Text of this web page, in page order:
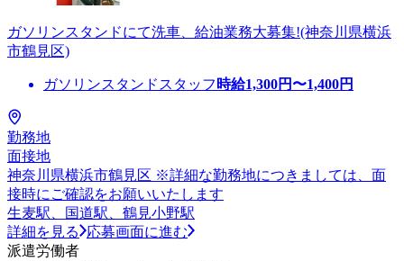
ガソリンスタンドにて洗車、給油業務大募集!(神奈川県横浜
市鶴見区)
ガソリンスタンドスタッフ 時給1,300円〜1,400円
勤務地
面接地
神奈川県横浜市鶴見区 ※詳細な勤務地につきましては、面
接時にご確認をお願いいたします
生麦駅、国道駅、鶴見小野駅
詳細を見る
応募画面に進む
派遣労働者